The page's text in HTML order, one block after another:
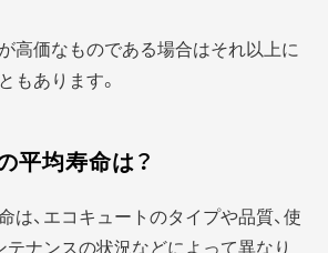
高価なものである場合はそれ以上に
もあります。
平均寿命は？
は、エコキュートのタイプや品質、使
テナンスの状況などによって異なり